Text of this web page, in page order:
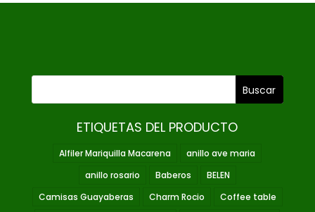
ETIQUETAS DEL PRODUCTO
Alfiler Mariquilla Macarena
anillo ave maria
anillo rosario
Baberos
BELEN
Camisas Guayaberas
Charm Rocio
Coffee table